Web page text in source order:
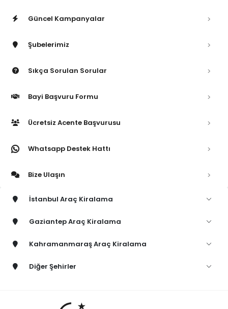
Güncel Kampanyalar
Şubelerimiz
Sıkça Sorulan Sorular
Bayi Başvuru Formu
Ücretsiz Acente Başvurusu
Whatsapp Destek Hattı
Bize Ulaşın
İstanbul Araç Kiralama
Gaziantep Araç Kiralama
Kahramanmaraş Araç Kiralama
Diğer Şehirler